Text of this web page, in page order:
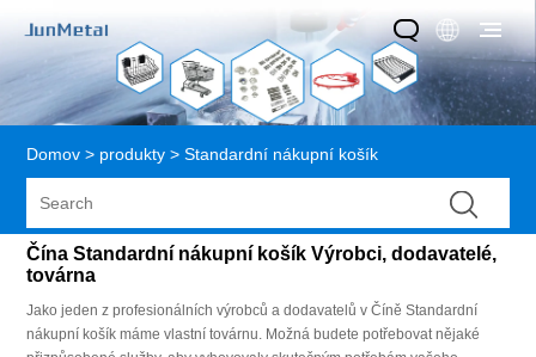
Domov > produkty > Standardní nákupní košík
Čína Standardní nákupní košík Výrobci, dodavatelé,
továrna
Jako jeden z profesionálních výrobců a dodavatelů v Číně Standardní
nákupní košík máme vlastní továrnu. Možná budete potřebovat nějaké